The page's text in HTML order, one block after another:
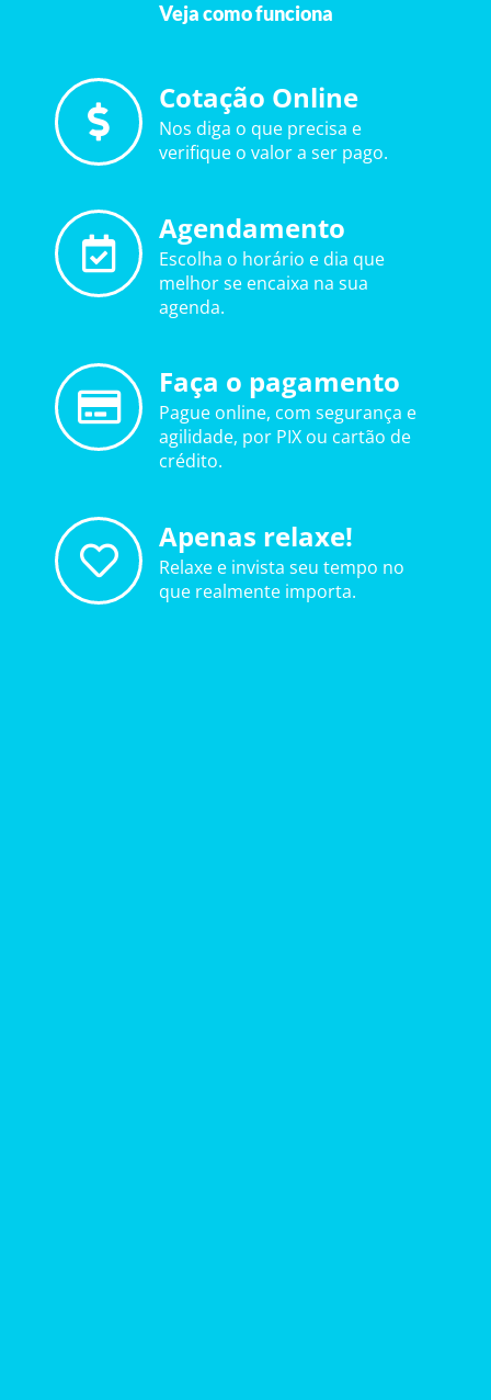
Veja como funciona
Cotação Online
Nos diga o que precisa e
verifique o valor a ser pago.
Agendamento
Escolha o horário e dia que
melhor se encaixa na sua
agenda.
Faça o pagamento
Pague online, com segurança e
agilidade, por PIX ou cartão de
crédito.
Apenas relaxe!
Relaxe e invista seu tempo no
que realmente importa.